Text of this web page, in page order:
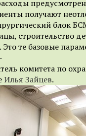
получают
блок
строительство
те базовые
комитета по
Илья Зайцев.